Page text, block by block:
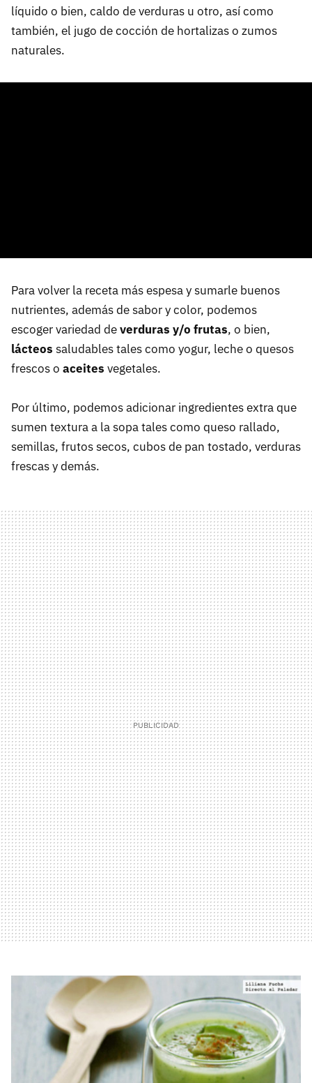
líquido o bien, caldo de verduras u otro, así como
también, el jugo de cocción de hortalizas o zumos
naturales.
Para volver la receta más espesa y sumarle buenos
nutrientes, además de sabor y color, podemos
escoger variedad deverduras y/o frutas, o bien,
lácteos saludables tales como yogur, leche o quesos
frescos o aceites vegetales.
Por último, podemos adicionar ingredientes extra que
sumen textura a la sopa tales como queso rallado,
semillas, frutos secos, cubos de pan tostado, verduras
frescas y demás.